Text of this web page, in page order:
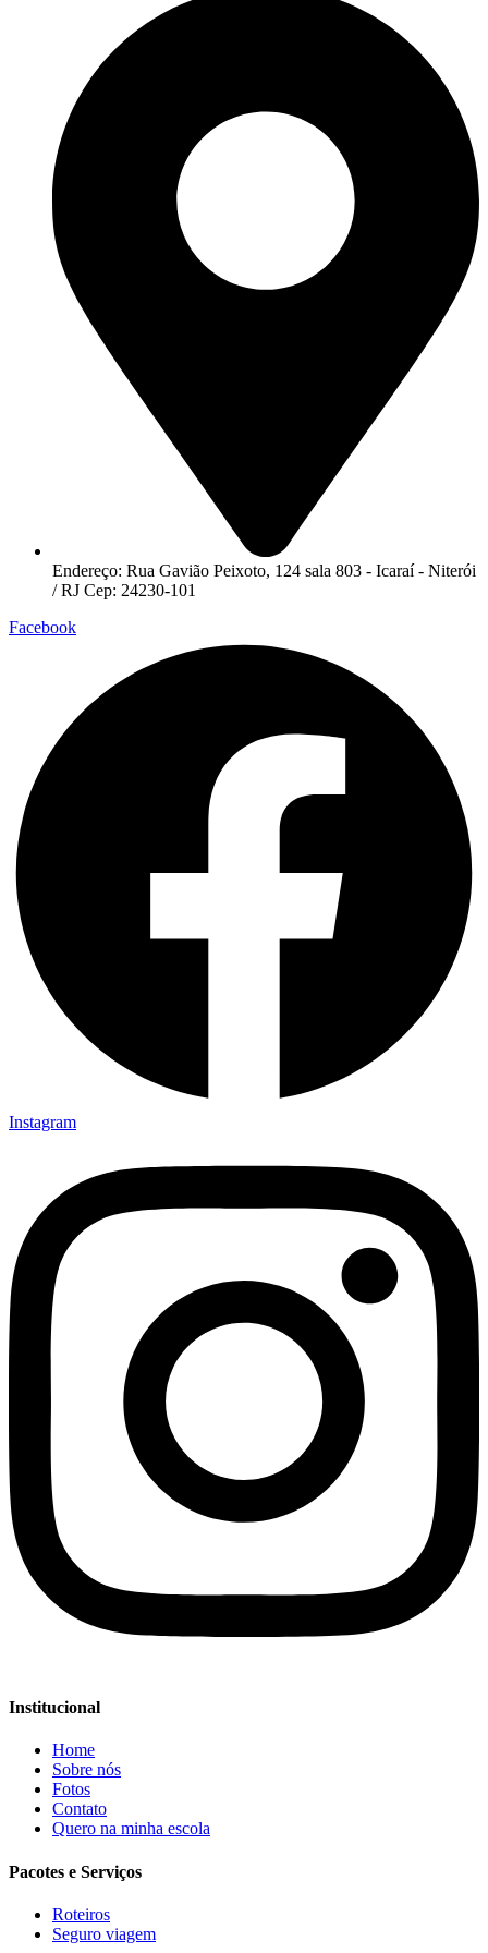
Endereço: Rua Gavião Peixoto, 124 sala 803 - Icaraí - Niterói
/ RJ Cep: 24230-101
Facebook
Instagram
Institucional
Home
Sobre nós
Fotos
Contato
Quero na minha escola
Pacotes e Serviços
Roteiros
Seguro viagem